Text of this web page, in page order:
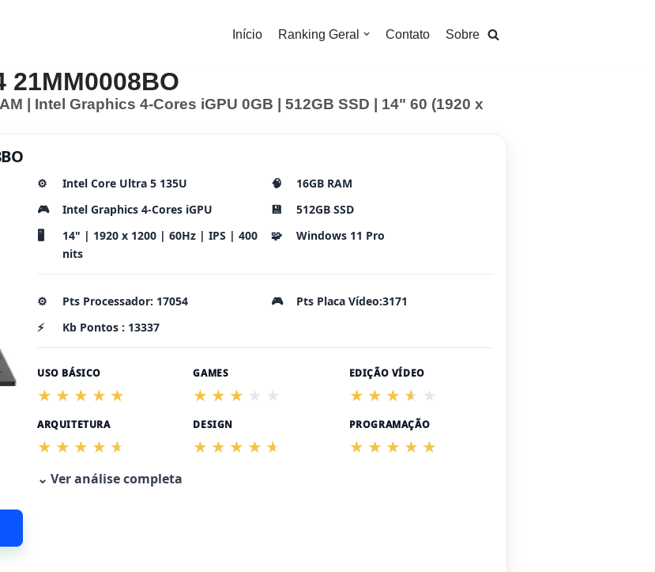
Início Ranking Geral Contato Sobre
| Intel Graphics 4-Cores iGPU 0GB | 512GB SSD | 14" 60 (1920 x
⚙️ Intel Core Ultra 5 135U 🧠
16GB RAM
🎮
Intel Graphics 4-Cores iGPU 💾
512GB SSD
🖥️
14" | 1920 x 1200 | 60Hz | IPS | 400
nits
🧩 Windows 11 Pro
⚙️ Pts Processador: 17054 🎮
Pts Placa Vídeo:3171
⚡
Kb Pontos : 13337
USO BÁSICO GAMES EDIÇÃO VÍDEO
ARQUITETURA DESIGN PROGRAMAÇÃO
⌄ Ver análise completa